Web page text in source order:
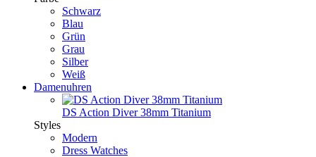
Schwarz
Blau
Grün
Grau
Silber
Weiß
Damenuhren
DS Action Diver 38mm Titanium
Styles
Modern
Dress Watches